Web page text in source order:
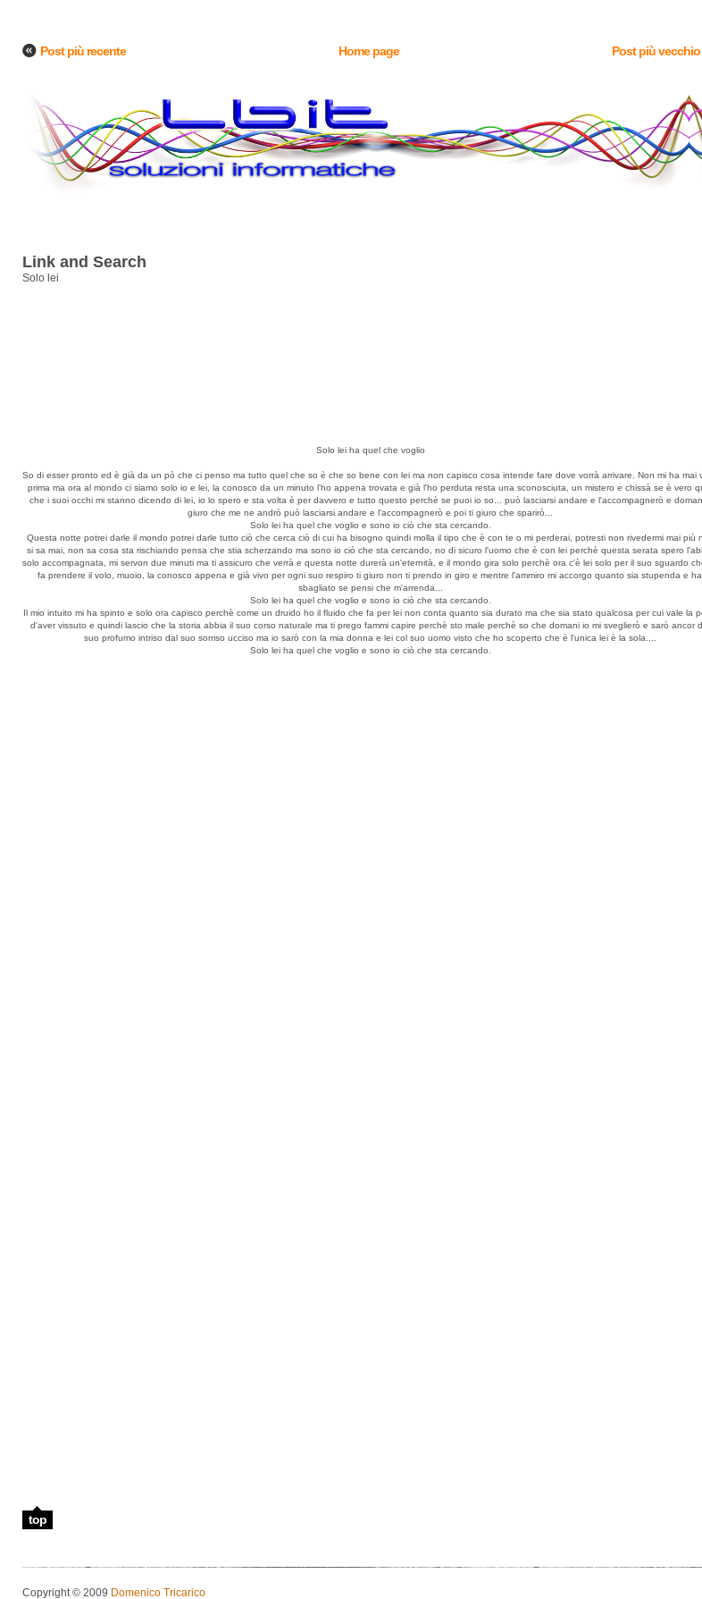
Post più recente Post più vecchio
Home page
Link and Search
Solo lei
Solo lei ha quel che voglio
So di esser pronto ed è già da un pò che ci penso ma tutto quel che so è che so bene con lei ma non capisco cosa intende fare dove vorrà arrivare. Non mi ha mai
prima ma ora al mondo ci siamo solo io e lei, la conosco da un minuto l'ho appena trovata e già l'ho perduta resta una sconosciuta, un mistero e chissà se è vero
che i suoi occhi mi stanno dicendo di lei, io lo spero e sta volta è per davvero e tutto questo perchè se puoi io so... può lasciarsi andare e l'accompagnerò e
giuro che me ne andrò può lasciarsi andare e l'accompagnerò e poi ti giuro che sparirò...
Solo lei ha quel che voglio e sono io ciò che sta cercando.
Questa notte potrei darle il mondo potrei darle tutto ciò che cerca ciò di cui ha bisogno quindi molla il tipo che è con te o mi perderai, potresti non rivedermi mai più
si sa mai, non sa cosa sta rischiando pensa che stia scherzando ma sono io ciò che sta cercando, no di sicuro l'uomo che è con lei perchè questa serata spero
solo accompagnata, mi servon due minuti ma ti assicuro che verrà e questa notte durerà un'eternità, e il mondo gira solo perchè ora c'è lei solo per il suo sguardo
fa prendere il volo, muoio, la conosco appena e già vivo per ogni suo respiro ti giuro non ti prendo in giro e mentre l'ammiro mi accorgo quanto sia stupenda e
sbagliato se pensi che m'arrenda...
Solo lei ha quel che voglio e sono io ciò che sta cercando.
Il mio intuito mi ha spinto e solo ora capisco perchè come un druido ho il fluido che fa per lei non conta quanto sia durato ma che sia stato qualcosa per cui vale la
d'aver vissuto e quindi lascio che la storia abbia il suo corso naturale ma ti prego fammi capire perchè sto male perchè so che domani io mi sveglierò e sarò ancor
suo profumo intriso dal suo sorriso ucciso ma io sarò con la mia donna e lei col suo uomo visto che ho scoperto che è l'unica lei è la sola....
Solo lei ha quel che voglio e sono io ciò che sta cercando.
top
Copyright © 2009 Domenico Tricarico